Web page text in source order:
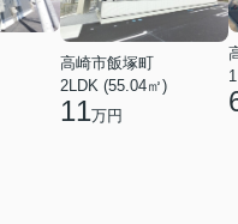
高崎市飯塚町
2LDK (55.04㎡)
11万円